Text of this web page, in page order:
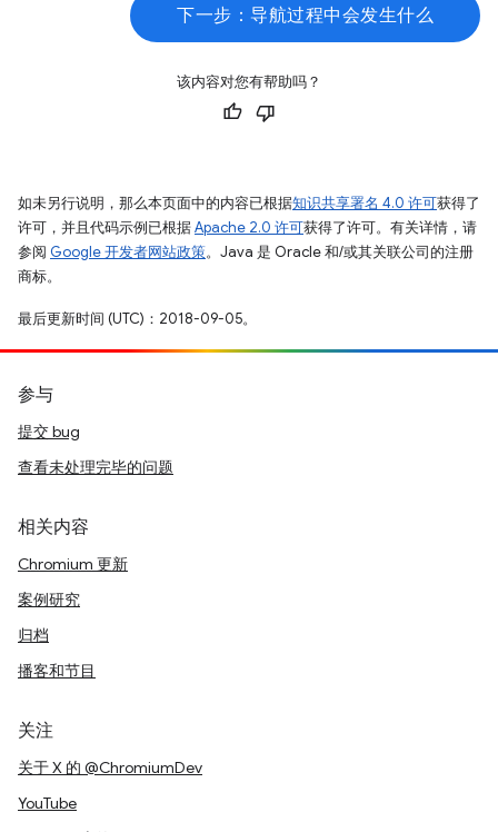
下一步：导航过程中会发生什么
该内容对您有帮助吗？
如未另行说明，那么本页面中的内容已根据知识共享署名 4.0 许可获得了
许可，并且代码示例已根据Apache 2.0 许可获得了许可。有关详情，请
参阅 Google 开发者网站政策。Java 是 Oracle 和/或其关联公司的注册
商标。
最后更新时间 (UTC)：2018-09-05。
参与
提交 bug
查看未处理完毕的问题
相关内容
Chromium 更新
案例研究
归档
播客和节目
关注
关于 X 的 @ChromiumDev
YouTube